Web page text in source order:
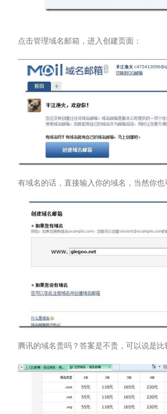
点击管理域名邮箱，进入创建页面：
有域名的话，直接输入你的域名，当然你也
腾讯的域名贵吗？答案是不贵，可以说是比